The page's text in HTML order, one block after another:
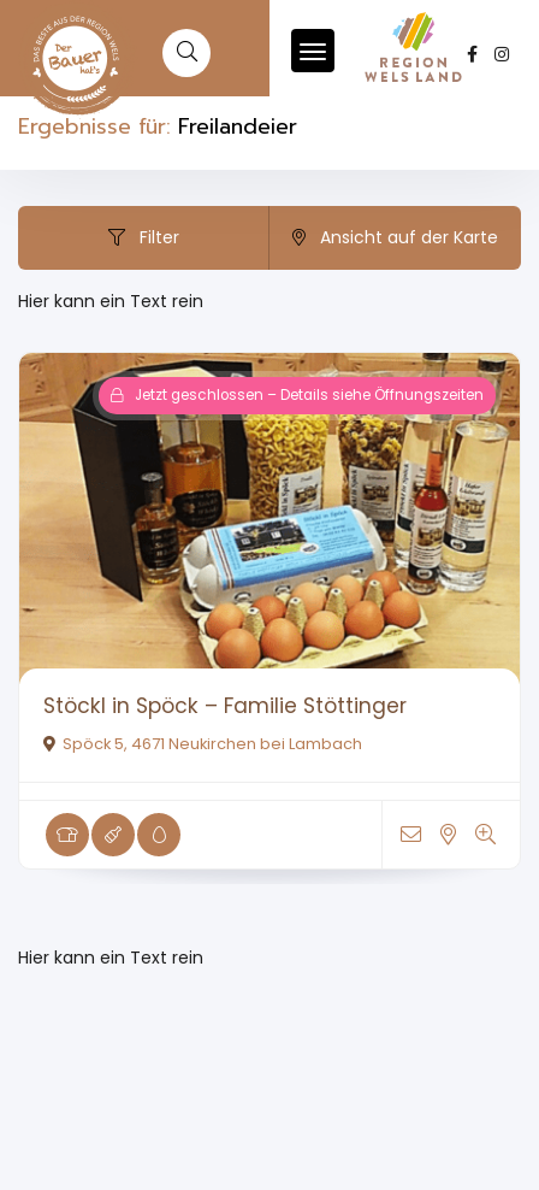
Ergebnisse für: Freilandeier
Filter Ansicht auf der Karte
Hier kann ein Text rein
Jetzt geschlossen – Details siehe Öffnungszeiten
Stöckl in Spöck – Familie Stöttinger
Spöck 5, 4671 Neukirchen bei Lambach
Hier kann ein Text rein